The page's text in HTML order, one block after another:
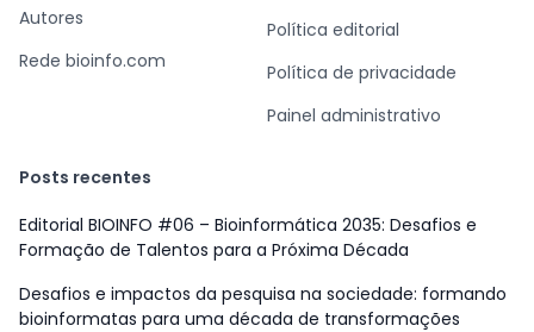
Autores
Rede bioinfo.com
Política editorial
Política de privacidade
Painel administrativo
Posts recentes
Editorial BIOINFO #06 – Bioinformática 2035: Desafios e
Formação de Talentos para a Próxima Década
Desafios e impactos da pesquisa na sociedade: formando
bioinformatas para uma década de transformações